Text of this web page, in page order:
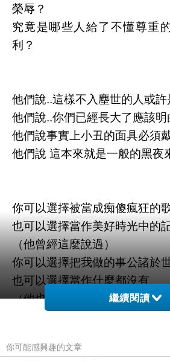
榮辱？
究竟是哪些人給了不懂尊重
利？
他們說..這樣不入塵世的人或
他們說..你們已經長大了應該
他們說事實上小丑的面具必須
他們說 這本來就是一般的黑夜
你可以選擇被當成痴傻瘋狂的
也可以選擇當作美好時光中的
（他曾經這麼說過）
你可以選擇把我做的事公諸於
也可以選擇當作什麼都沒有
（他也曾經這麼想過）
************/***************
繼續閱讀
你可能感興趣的文章